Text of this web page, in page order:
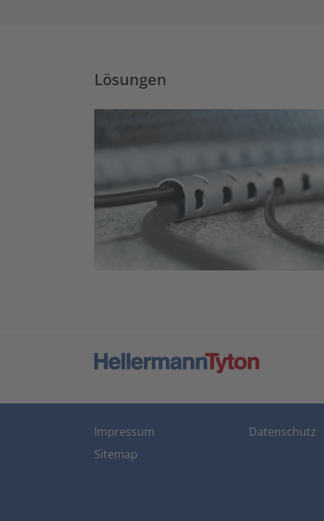
Lösungen
Impressum
Sitemap
Datenschutz